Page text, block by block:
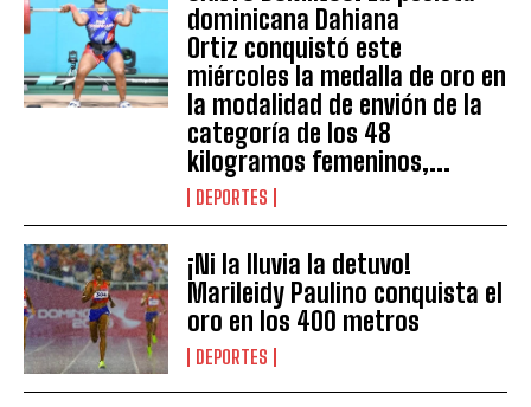
dominicana Dahiana
Ortiz conquistó este
miércoles la medalla de oro en
la modalidad de envión de la
categoría de los 48
kilogramos femeninos,...
DEPORTES
¡Ni la lluvia la detuvo!
Marileidy Paulino conquista el
oro en los 400 metros
DEPORTES